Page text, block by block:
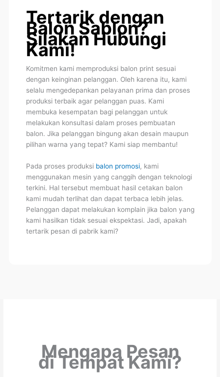
Tertarik dengan
Balon Sablon?
Silakan Hubungi
Kami!
Komitmen kami memproduksi balon print sesuai
dengan keinginan pelanggan. Oleh karena itu, kami
selalu mengedepankan pelayanan prima dan proses
produksi terbaik agar pelanggan puas. Kami
membuka kesempatan bagi pelanggan untuk
melakukan konsultasi dalam proses pembuatan
balon. Jika pelanggan bingung akan desain maupun
pilihan warna yang tepat? Kami siap membantu!
Pada proses produksi balon promosi, kami
menggunakan mesin yang canggih dengan teknologi
terkini. Hal tersebut membuat hasil cetakan balon
kami mudah terlihat dan dapat terbaca lebih jelas.
Pelanggan dapat melakukan komplain jika balon yang
kami hasilkan tidak sesuai ekspektasi. Jadi, apakah
tertarik pesan di pabrik kami?
Mengapa Pesan
di Tempat Kami?